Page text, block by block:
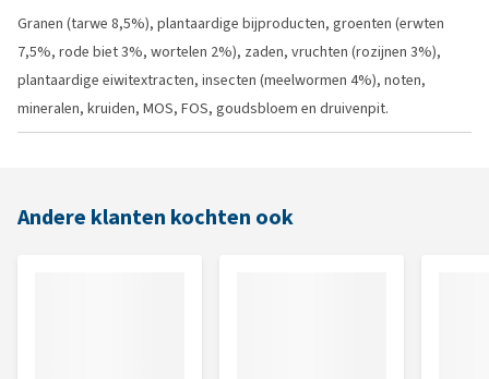
Granen (tarwe 8,5%), plantaardige bijproducten, groenten (erwten
7,5%, rode biet 3%, wortelen 2%), zaden, vruchten (rozijnen 3%),
plantaardige eiwitextracten, insecten (meelwormen 4%), noten,
mineralen, kruiden, MOS, FOS, goudsbloem en druivenpit.
Andere klanten kochten ook